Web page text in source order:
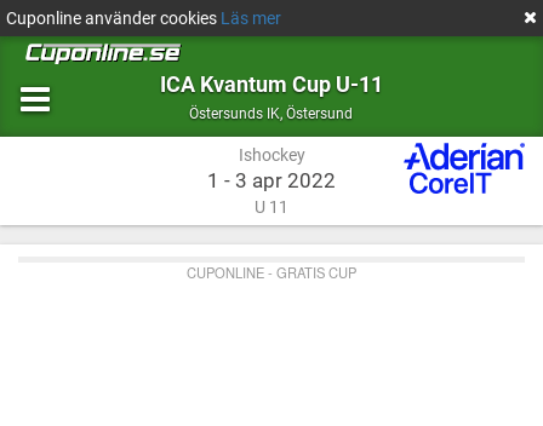
Cuponline använder cookies Läs mer
ICA Kvantum Cup U-11
Östersunds IK,Ishockey
Östersund
Ishockey
1 - 3 apr 2022
U 11
CUPONLINE - GRATIS CUP